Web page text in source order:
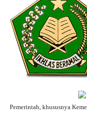
Pemerintah, khususnya